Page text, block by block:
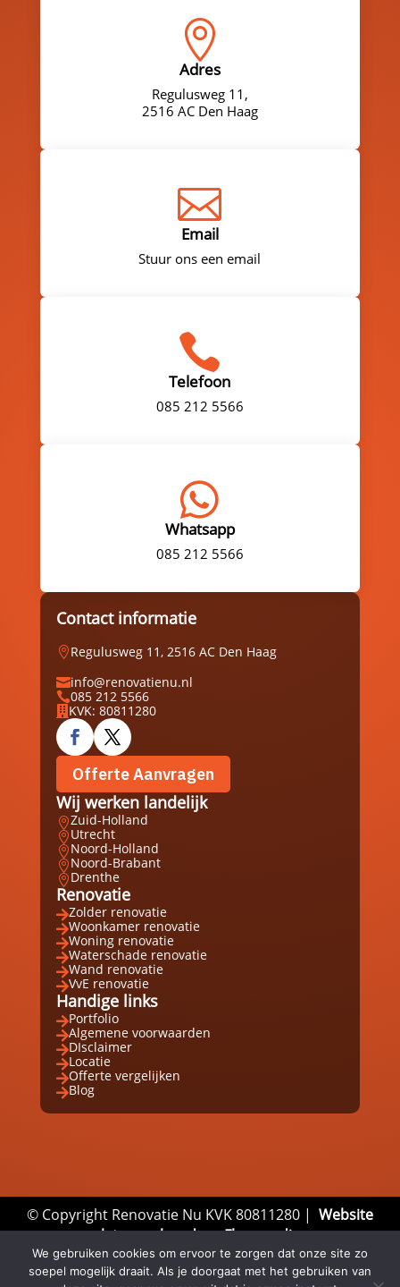

Adres
Regulusweg 11,
2516 AC Den Haag

Email
Stuur ons een email

Telefoon
085 212 5566

Whatsapp
085 212 5566
Contact informatie
Regulusweg 11, 2516 AC Den Haag
info@renovatienu.nl
085 212 5566
 KVK: 80811280
Offerte Aanvragen
Wij werken landelijk
Zuid-Holland
Utrecht
Noord-Holland
Noord-Brabant
Drenthe
Renovatie
Zolder renovatie
Woonkamer renovatie
Woning renovatie
Waterschade renovatie
Wand renovatie
VvE renovatie
Handige links
Portfolio
Algemene voorwaarden
DIsclaimer
Locatie
Offerte vergelijken
Blog
© Copyright Renovatie Nu KVK 80811280 | Website
laten maken door Flexamedia
Privacyverklaring|Disclaimer| Algemene
Voorwaarden
We gebruiken cookies om ervoor te zorgen dat onze site zo
soepel mogelijk draait. Als je doorgaat met het gebruiken van